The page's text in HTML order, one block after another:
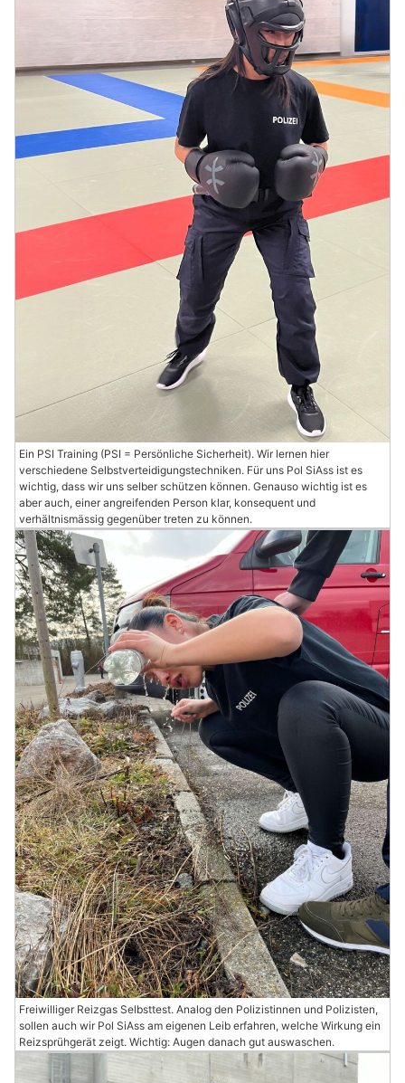
Ein PSI Training (PSI = Persönliche Sicherheit). Wir lernen hier
verschiedene Selbstverteidigungstechniken. Für uns Pol SiAss ist es
wichtig, dass wir uns selber schützen können. Genauso wichtig ist es
aber auch, einer angreifenden Person klar, konsequent und
verhältnismässig gegenüber treten zu können.
Freiwilliger Reizgas Selbsttest. Analog den Polizistinnen und Polizisten,
sollen auch wir Pol SiAss am eigenen Leib erfahren, welche Wirkung ein
Reizsprühgerät zeigt. Wichtig: Augen danach gut auswaschen.